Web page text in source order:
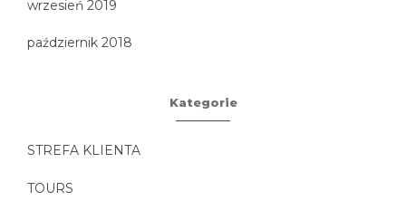
wrzesień 2019
październik 2018
Kategorie
STREFA KLIENTA
TOURS